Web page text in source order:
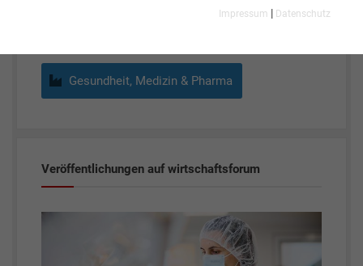
Gesundheit, Medizin & Pharma
Veröffentlichungen auf wirtschaftsforum
Impressum | Datenschutz